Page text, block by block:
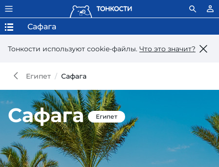
Тонкости используют сookie-файлы. Что это значит?
Сафага
Египет Сафага
Сафага Египет